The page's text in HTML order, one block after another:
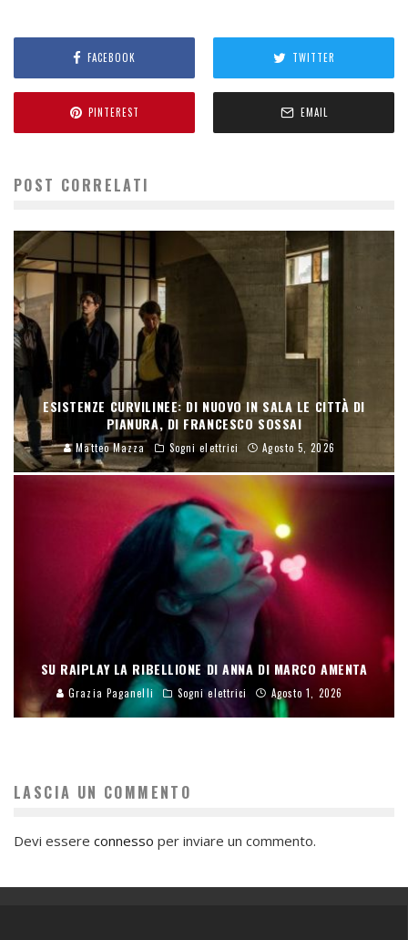
FACEBOOK TWITTER
PINTEREST EMAIL
POST CORRELATI
ESISTENZE CURVILINEE: DI NUOVO IN SALA LE CITTÀ DI
PIANURA, DI FRANCESCO SOSSAI
Matteo Mazza Sogni elettrici Agosto 5, 2026
SU RAIPLAY LA RIBELLIONE DI ANNA DI MARCO AMENTA
Grazia Paganelli Sogni elettrici Agosto 1, 2026
LASCIA UN COMMENTO
Devi essere connesso per inviare un commento.